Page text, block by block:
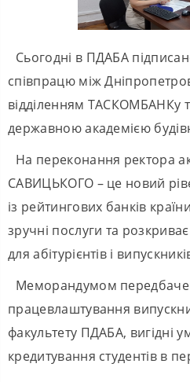
Сьогодні в ПДАБА
співпрацю між
відділенням ТАСКОМБАНКу
державною академією
На переконання ректора
САВИЦЬКОГО – це новий
із рейтингових банків
зручні послуги та
для абітурієнтів і
Меморандумом
працевлаштування
факультету ПДАБА, вигідні
кредитування студентів в